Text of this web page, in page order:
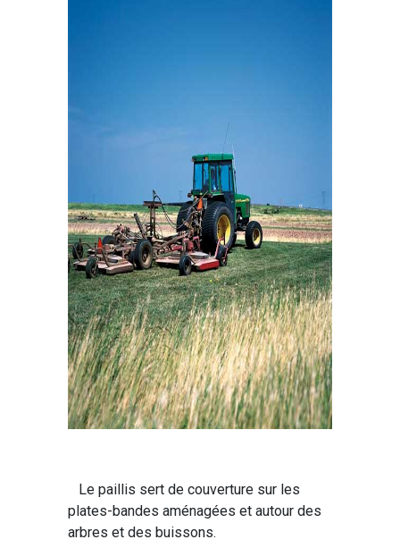
Le paillis sert de couverture sur les
plates-bandes aménagées et autour des
arbres et des buissons.